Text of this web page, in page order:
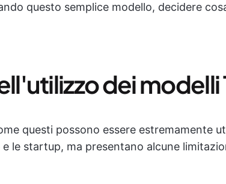
questo semplice modello, decidere
dei modelli
questi possono essere estremamente
le startup, ma presentano alcune